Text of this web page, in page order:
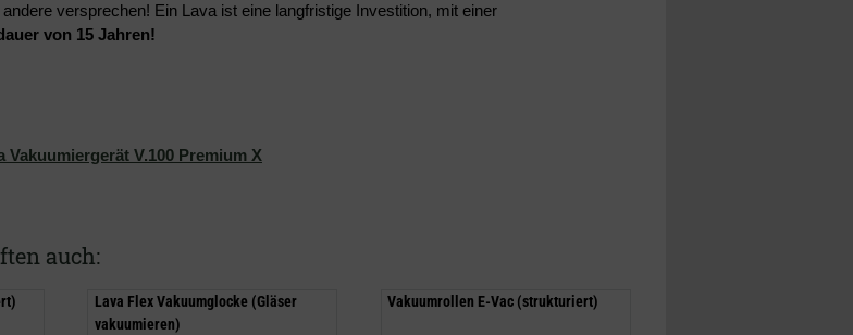
versprechen! Ein Lava ist eine langfristige Investition, mit einer
von 15 Jahren!
V.100 Premium X
auch:
Lava Flex Vakuumglocke (Gläser
vakuumieren)
Vakuumrollen E-Vac (strukturiert)